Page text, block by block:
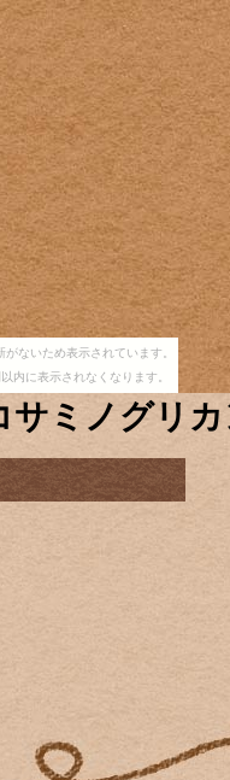
ないため表示されています。
内に表示されなくなります。
サミノグリ